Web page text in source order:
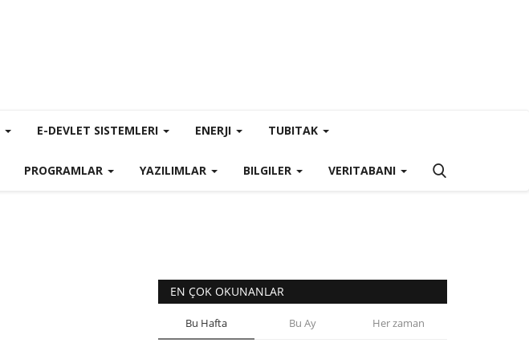
E-DEVLET SISTEMLERI ENERJI TUBITAK
PROGRAMLAR YAZILIMLAR BILGILER VERITABANI
EN ÇOK OKUNANLAR
Bu Hafta Bu Ay Her zaman